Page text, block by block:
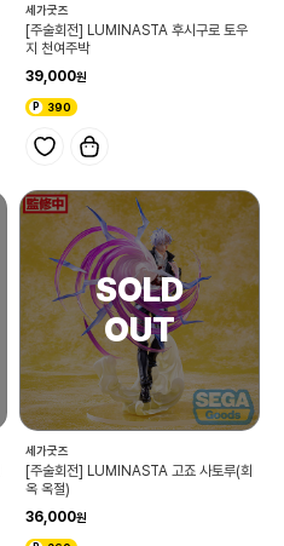
세가굿즈
[주술회전] LUMINASTA 후시구로 토우
지 천여주박
39,000
390
세가굿즈
[주술회전] LUMINASTA 고죠 사토루(회
옥 옥절)
36,000